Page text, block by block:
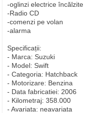
-oglinzi electrice încălzite
-Radio CD
-comenzi pe volan
-alarma
Specificații:
- Marca: Suzuki
- Model: Swift
- Categoria: Hatchback
- Motorizare: Benzina
- Data fabricatiei: 2006
- Kilometraj: 358.000
- Avariata: neavariata